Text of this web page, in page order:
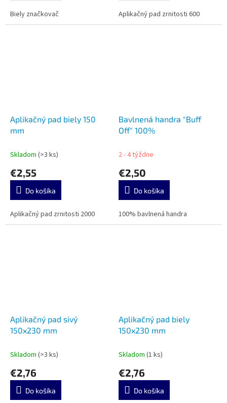
Biely značkovač Aplikačný pad zrnitosti 600
Aplikačný pad biely 150
mm
Skladom (>3 ks)
€2,55
Do košíka
Aplikačný pad zrnitosti 2000
Bavlnená handra "Buff
Off" 100%
2 - 4 týždne
€2,50
Do košíka
100% bavlnená handra
Aplikačný pad sivý
150x230 mm
Skladom (>3 ks)
€2,76
Do košíka
Aplikačný pad biely
150x230 mm
Skladom (1 ks)
€2,76
Do košíka